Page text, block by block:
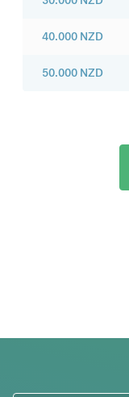
40.000 NZD
50.000 NZD